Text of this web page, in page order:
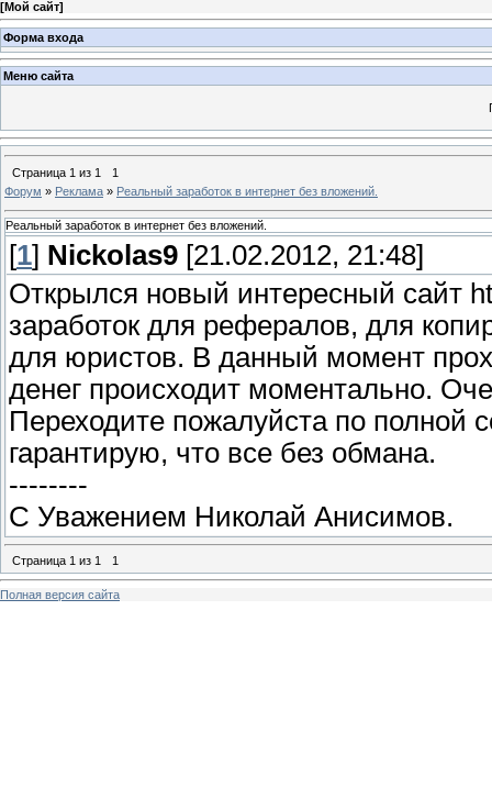
[Мой сайт]
Форма входа
Меню сайта
Страница 1 из 1
1
Форум » Реклама » Реальный заработок в интернет без вложений.
Реальный заработок в интернет без вложений.
[1] Nickolas9 [21.02.2012, 21:48]
Открылся новый интересный сайт
заработок для рефералов, для
для юристов. В данный момент
денег происходит моментально.
Переходите пожалуйста по полной
гарантирую, что все без обмана.
--------
С Уважением Николай Анисимов.
Страница 1 из 1 1
Полная версия сайта